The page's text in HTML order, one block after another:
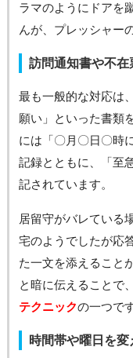
ラマのようにドアを
んが、プレッシャー
訪問通知書や不在
最も一般的な対応は
願い」といった書類
には「〇月〇日〇時
記録とともに、「至
記されています。
居留守がバレている
宅のようでしたが応
た一文を添えること
と暗に伝えることで、
テクニックの一つです
時間帯や曜日を変